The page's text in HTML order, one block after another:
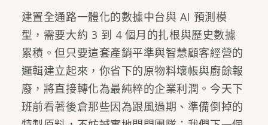
建置全通路一體化的數據中台與 AI 預測模
型，需要大約 3 到 4 個月的扎根與歷史數據
累積。但只要這套產銷平準與智慧顧客經營的
邏輯建立起來，你省下的原物料壞帳與廚餘報
廢，將直接轉化為最純粹的企業利潤。今天下
班前看著後倉那些因為跟風過期、準備倒掉的